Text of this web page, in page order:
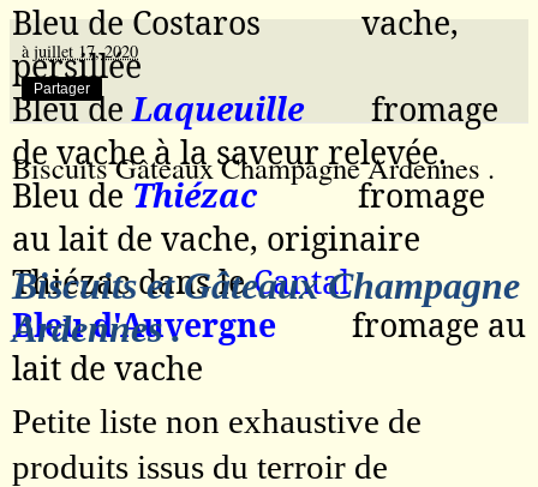
Bleu de Costaros
vache,
persillée
Bleu de Laqueuille
fromage
de vache à la saveur relevée.
Bleu de Thiézac
fromage
au lait de vache, originaire
Thiézac dans leCantal
Bleu d'Auvergne
fromage au
lait de vache
àjuillet 17, 2020
Partager
Biscuits Gâteaux Champagne Ardennes .
Biscuits et Gâteaux Champagne
Ardennes .
Petite liste non exhaustive de
produits issus du terroir de